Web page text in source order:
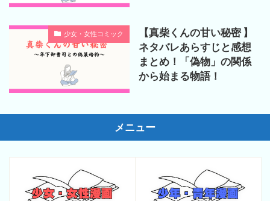
少女・女性コミック
【真柴くんの甘い秘密 】
ネタバレあらすじと感想
まとめ！「偽物」の関係
から始まる物語！
メニュー